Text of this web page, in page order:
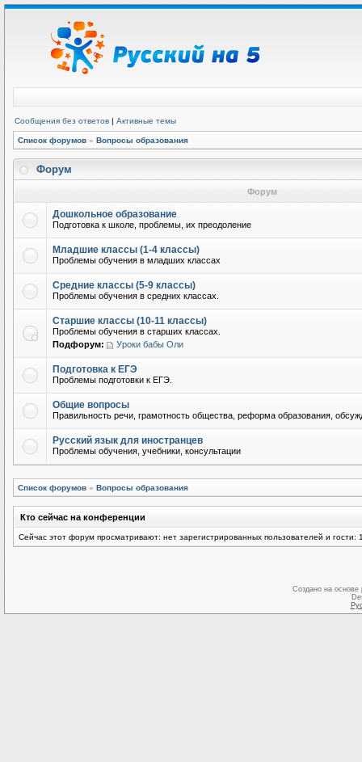
Сообщения без ответов | Активные темы
Список форумов » Вопросы образования
Форум
Форум
Дошкольное образование
Подготовка к школе, проблемы, их преодоление
Младшие классы (1-4 классы)
Проблемы обучения в младших классах
Средние классы (5-9 классы)
Проблемы обучения в средних классах.
Старшие классы (10-11 классы)
Проблемы обучения в старших классах.
Подфорум:
Уроки бабы Оли
Подготовка к ЕГЭ
Проблемы подготовки к ЕГЭ.
Общие вопросы
Правильность речи, грамотность общества, реформа образования,
Русский язык для иностранцев
Проблемы обучения, учебники, консультации
Список форумов » Вопросы образования
Кто сейчас на конференции
Сейчас этот форум просматривают: нет зарегистрированных пользователей и гости:
Создано на основе